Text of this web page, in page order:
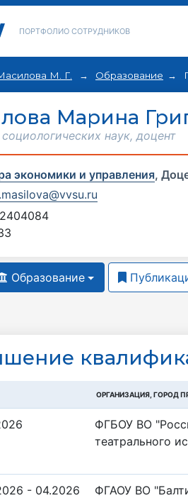
ПОРТФОЛИО СОТРУДНИКОВ
М. Г. Образование
Марина
наук, доцент
экономики и управления,
Образование
ОРГАНИЗАЦИЯ, ГОРОД
ФГБОУ ВО
театрального
- 04.2026
ФГАОУ ВО